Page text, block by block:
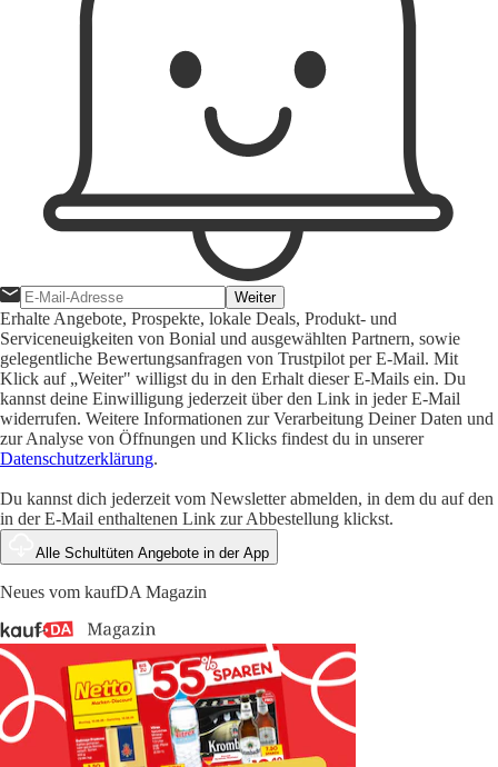
Weiter
Erhalte Angebote, Prospekte, lokale Deals, Produkt- und
Serviceneuigkeiten von Bonial und ausgewählten Partnern, sowie
gelegentliche Bewertungsanfragen von Trustpilot per E-Mail. Mit
Klick auf „Weiter" willigst du in den Erhalt dieser E-Mails ein. Du
kannst deine Einwilligung jederzeit über den Link in jeder E-Mail
widerrufen. Weitere Informationen zur Verarbeitung Deiner Daten und
zur Analyse von Öffnungen und Klicks findest du in unserer
Datenschutzerklärung.
Du kannst dich jederzeit vom Newsletter abmelden, in dem du auf den
in der E-Mail enthaltenen Link zur Abbestellung klickst.
Alle Schultüten Angebote in der App
Neues vom kaufDA Magazin